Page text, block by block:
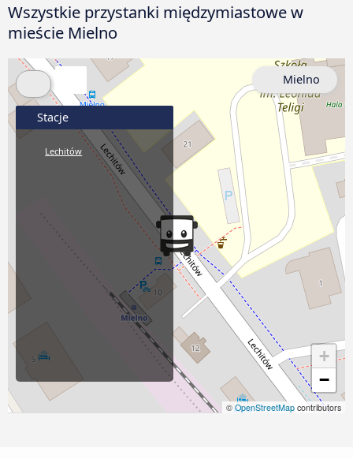
Wszystkie przystanki międzymiastowe w
mieście Mielno
+
−
©OpenStreetMap contributors
Stacje
Lechitów
Mielno